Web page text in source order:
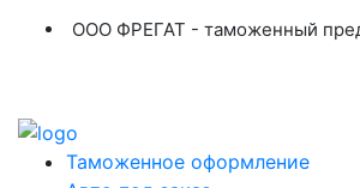
ООО ФРЕГАТ - таможенный
Таможенное оформление